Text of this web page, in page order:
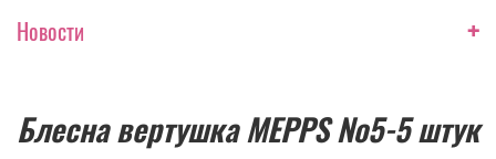
Новости +
Блесна вертушка MEPPS №5-5 штук